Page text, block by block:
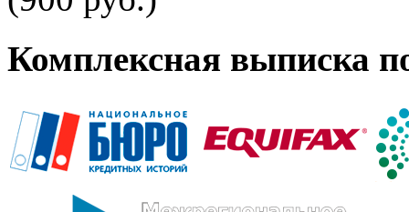
Комплексная выписка